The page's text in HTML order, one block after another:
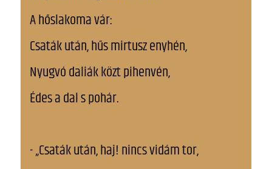
A hőslakoma vár:
Csaták után, hűs mirtusz enyhén,
Nyugvó daliák közt pihenvén,
Édes a dal s pohár.
- „Csaták után, haj! nincs vidám tor,